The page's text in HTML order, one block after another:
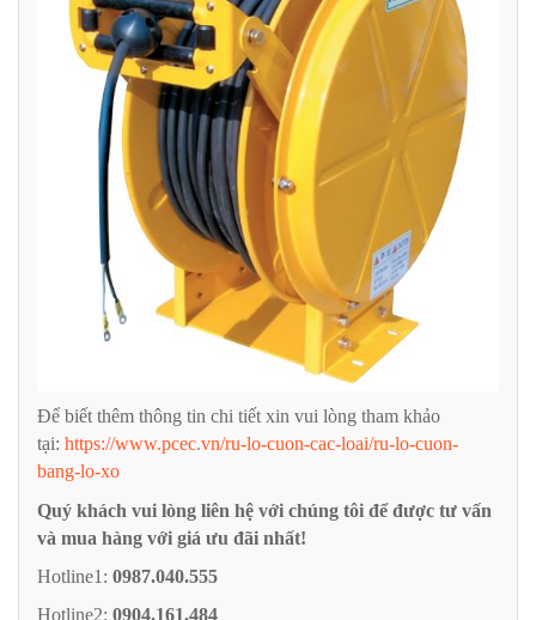
Để biết thêm thông tin chi tiết xin vui lòng tham khảo
tại: https://www.pcec.vn/ru-lo-cuon-cac-loai/ru-lo-cuon-
bang-lo-xo
Quý khách vui lòng liên hệ với chúng tôi để được tư vấn
và mua hàng với giá ưu đãi nhất!
Hotline1: 0987.040.555
Hotline2: 0904.161.484